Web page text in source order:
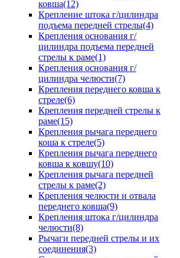
ковша(12)
Крепление штока г/цилиндра
подъема передней стрелы(4)
Крепления основания г/
цилиндра подъема передней
стрелы к раме(1)
Крепления основания г/
цилиндра челюсти(7)
Крепления переднего ковша к
стреле(6)
Крепления передней стрелы к
раме(15)
Крепления рычага переднего
коша к стреле(5)
Крепления рычага переднего
ковша к ковшу(10)
Крепления рычага передней
стрелы к раме(2)
Крепления челюсти и отвала
переднего ковша(9)
Крепления штока г/цилиндра
челюсти(8)
Рычаги передней стрелы и их
соединения(3)